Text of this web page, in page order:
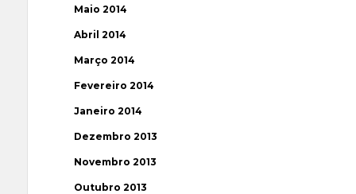
Maio 2014
Abril 2014
Março 2014
Fevereiro 2014
Janeiro 2014
Dezembro 2013
Novembro 2013
Outubro 2013